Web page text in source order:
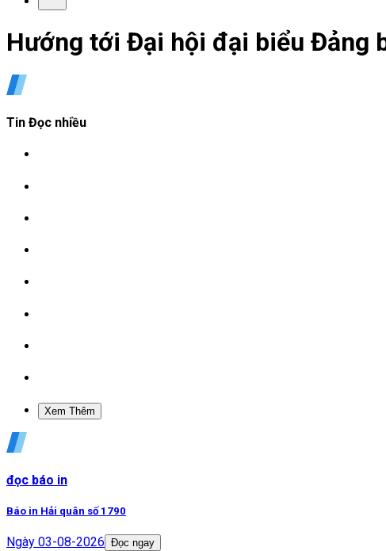
Hướng tới Đại hội đại biểu Đảng
Tin Đọc nhiều
Xem Thêm
đọc báo in
Báo in Hải quân số 1790
Ngày 03-08-2026 Đọc ngay